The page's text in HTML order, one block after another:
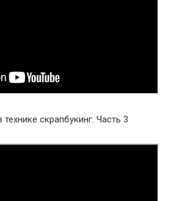
скрапбукинг. Часть 3